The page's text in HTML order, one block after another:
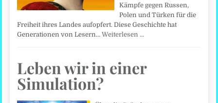
Kämpfe gegen Russen,
Polen und Türken für die
Freiheit ihres Landes aufopfert. Diese Geschichte hat
Generationen von Lesern…Weiterlesen …
Leben wir in einer
Simulation?